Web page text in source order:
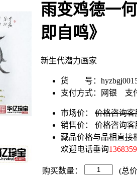
雨变鸡德一
即自鸣》
新生代潜力画家
货 号：
支付方式：
网银 支
市场价：
价格咨询客
销售价：
价格咨询客
藏品价格与品相直接
欢迎电话垂询
购买数量： (总价